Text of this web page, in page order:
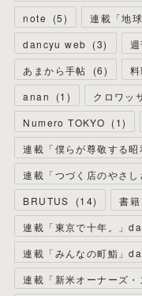
note
(5) 連載「地
dancyu web (3)
あまから手帖
(6)
anan
(1 ) クロワッ
Numero TOKYO (1)
連載「僕らが尊敬する
連載「つづく店のやさ
BRUTUS
(14) 書籍
連載「東京で十年。」
連載「みんなの町鮨」
連載「新米オーナーズ